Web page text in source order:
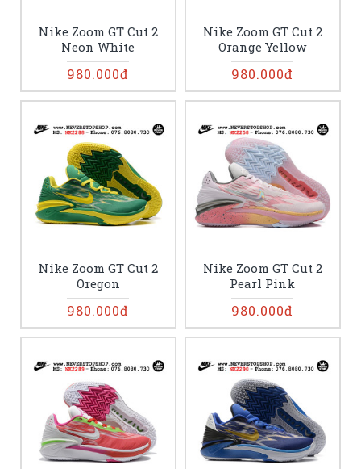
Nike Zoom GT Cut 2
Neon White
980.000đ
Nike Zoom GT Cut 2
Orange Yellow
980.000đ
Nike Zoom GT Cut 2
Oregon
980.000đ
Nike Zoom GT Cut 2
Pearl Pink
980.000đ